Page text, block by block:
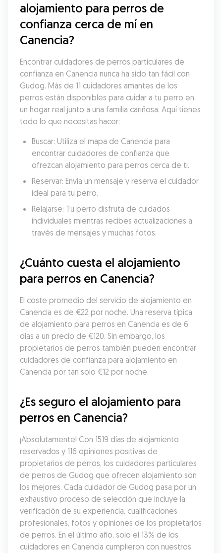
alojamiento para perros de
confianza cerca de mí en
Canencia?
Encontrar cuidadores de perros particulares de
confianza en Canencia nunca ha sido tan fácil con
Gudog. Más de 11 cuidadores amantes de los
perros están disponibles para cuidar a tu perro en
un hogar real junto a una familia cariñosa. Aquí tienes
todo lo que necesitas hacer:
Buscar: Utiliza el mapa de Canencia para
encontrar cuidadores de confianza que
ofrezcan alojamiento para perros cerca de ti.
Reservar: Envía un mensaje y reserva el cuidador
ideal para tu perro.
Relajarse: Tu perro disfruta de cuidados
individuales mientras recibes actualizaciones a
través de mensajes y muchas fotos.
¿Cuánto cuesta el alojamiento
para perros en Canencia?
El coste promedio del servicio de alojamiento en
Canencia es de €22 por noche. Una reserva típica
de alojamiento para perros en Canencia es de 6
días a un precio de €120. Sin embargo, los
propietarios de perros también pueden encontrar
cuidadores de confianza para alojamiento en
Canencia por tan solo €12 por noche.
¿Es seguro el alojamiento para
perros en Canencia?
¡Absolutamente! Con 1519 días de alojamiento
reservados y 116 opiniones positivas de
propietarios de perros, los cuidadores particulares
de perros de Gudog que ofrecen alojamiento son
los mejores. Cada cuidador de Gudog pasa por un
exhaustivo proceso de selección que incluye la
verificación de su experiencia, cualificaciones
profesionales, fotos y opiniones de los propietarios
de perros. En el último año, solo el 13% de los
cuidadores en Canencia cumplieron con nuestros